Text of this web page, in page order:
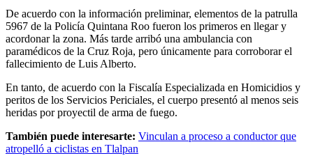
De acuerdo con la información preliminar, elementos de la patrulla
5967 de la Policía Quintana Roo fueron los primeros en llegar y
acordonar la zona. Más tarde arribó una ambulancia con
paramédicos de la Cruz Roja, pero únicamente para corroborar el
fallecimiento de Luis Alberto.
En tanto, de acuerdo con la Fiscalía Especializada en Homicidios y
peritos de los Servicios Periciales, el cuerpo presentó al menos seis
heridas por proyectil de arma de fuego.
También puede interesarte: Vinculan a proceso a conductor que
atropelló a ciclistas en Tlalpan